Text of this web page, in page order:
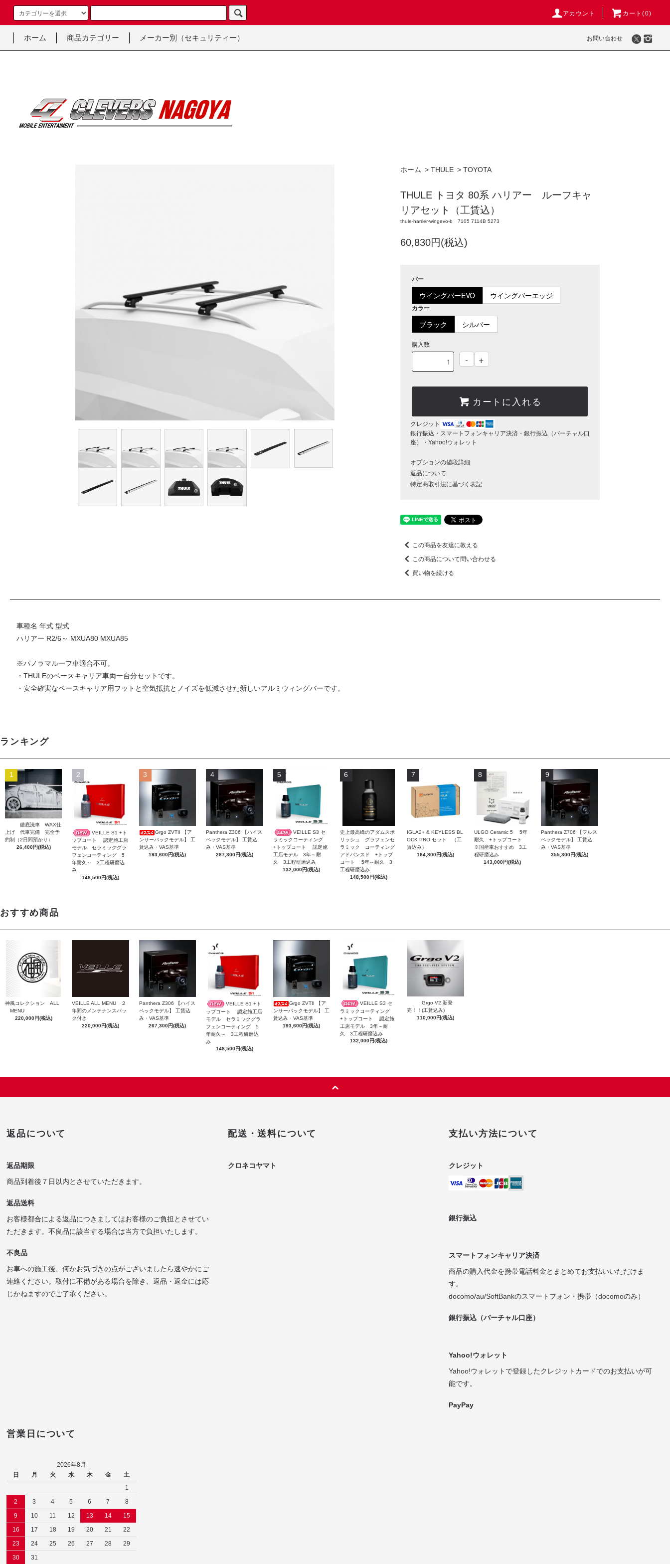
アカウント カート(0)
ホーム 商品カテゴリー メーカー別（セキュリティー） お問い合わせ
ホーム > THULE > TOYOTA
THULE トヨタ 80系 ハリアー ルーフキャ
リアセット（工賃込）
thule-harrier-wingevo-b 7105 7114B 5273
60,830円(税込)
バー
ウイングバーEVO ウイングバーエッジ
カラー
ブラック シルバー
購入数
- +
カートに入れる
クレジット
銀行振込・スマートフォンキャリア決済・銀行振込（バーチャル口
座）・Yahoo!ウォレット
オプションの値段詳細
返品について
特定商取引法に基づく表記
この商品を友達に教える
この商品について問い合わせる
買い物を続ける
車種名 年式 型式
ハリアー R2/6～ MXUA80 MXUA85
※パノラマルーフ車適合不可。
・THULEのベースキャリア車両一台分セットです。
・安全確実なベースキャリア用フットと空気抵抗とノイズを低減させた新しいアルミウィングバーです。
ランキング
1
徹底洗車 WAX仕
上げ 代車完備 完全予
約制（2日間預かり）
26,400円(税込)
2
VEILLE S1 +ト
ップコート 認定施工店
モデル セラミックグラ
フェンコーティング 5
年耐久～ 3工程研磨込
み
148,500円(税込)
3
Grgo ZVTII 【ア
ンサーバックモデル】 工
賃込み・VAS基準
193,600円(税込)
4
Panthera Z306 【ハイス
ペックモデル】 工賃込
み・VAS基準
267,300円(税込)
5
VEILLE S3 セ
ラミックコーティング
+トップコート 認定施
工店モデル 3年～耐
久 3工程研磨込み
132,000円(税込)
6
史上最高峰のアダムスポ
リッシュ グラフェンセ
ラミック コーティング
アドバンスド +トップ
コート 5年～耐久 3
工程研磨込み
148,500円(税込)
7
IGLA2+ & KEYLESS BL
OCK PRO セット （工
賃込み）
184,800円(税込)
8
ULGO Ceramic 5 5年
耐久 +トップコート
※国産車おすすめ 3工
程研磨込み
143,000円(税込)
9
Panthera Z706 【フルス
ペックモデル】 工賃込
み・VAS基準
355,300円(税込)
おすすめ商品
神風コレクション ALL
MENU
220,000円(税込)
VEILLE ALL MENU ２
年間のメンテナンスパッ
ク付き
220,000円(税込)
Panthera Z306 【ハイス
ペックモデル】 工賃込
み・VAS基準
267,300円(税込)
VEILLE S1 +ト
ップコート 認定施工店
モデル セラミックグラ
フェンコーティング 5
年耐久～ 3工程研磨込
み
148,500円(税込)
Grgo ZVTII 【ア
ンサーバックモデル】 工
賃込み・VAS基準
193,600円(税込)
VEILLE S3 セ
ラミックコーティング
+トップコート 認定施
工店モデル 3年～耐
久 3工程研磨込み
132,000円(税込)
Grgo V2 新発
売！！(工賃込み)
110,000円(税込)
返品について
返品期限
商品到着後７日以内とさせていただきます。
返品送料
お客様都合による返品につきましてはお客様のご負担とさせてい
ただきます。不良品に該当する場合は当方で負担いたします。
不良品
お車への施工後、何かお気づきの点がございましたら速やかにご
連絡ください。取付に不備がある場合を除き、返品・返金には応
じかねますのでご了承ください。
配送・送料について
クロネコヤマト
支払い方法について
クレジット
銀行振込
スマートフォンキャリア決済
商品の購入代金を携帯電話料金とまとめてお支払いいただけま
す。
docomo/au/SoftBankのスマートフォン・携帯（docomoのみ）
銀行振込（バーチャル口座）
Yahoo!ウォレット
Yahoo!ウォレットで登録したクレジットカードでのお支払いが可
能です。
PayPay
営業日について
2026年8月
日
月 火 水 木 金
土
1
2
3 4 5 6 7
8
9
10 11 12 13 14
15
16
17 18 19 20 21
22
23
24 25 26 27 28
29
30
31